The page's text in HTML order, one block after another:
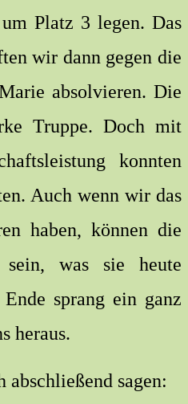
Platz 3 legen. Das
wir dann gegen die
absolvieren. Die
Truppe. Doch mit
konnten
Auch wenn wir das
haben, können die
was sie heute
sprang ein ganz
heraus.
abschließend sagen: